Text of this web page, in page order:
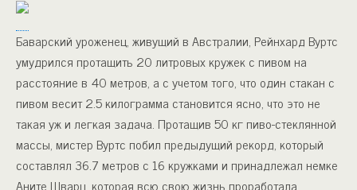
Баварский уроженец, живущий в Австралии, Рейнхард Вуртс
умудрился протащить 20 литровых кружек с пивом на
расстояние в 40 метров, а с учетом того, что один стакан с
пивом весит 2.5 килограмма становится ясно, что это не
такая уж и легкая задача. Протащив 50 кг пиво-стеклянной
массы, мистер Вуртс побил предыдущий рекорд, который
составлял 36.7 метров с 16 кружками и принадлежал немке
Аните Шварц, которая всю свою жизнь проработала